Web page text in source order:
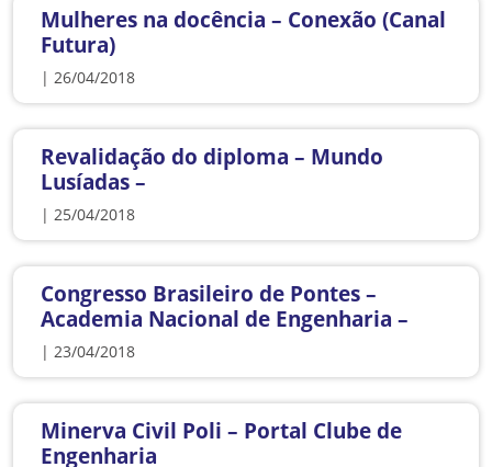
Mulheres na docência – Conexão (Canal
Futura)
| 26/04/2018
Revalidação do diploma – Mundo
Lusíadas –
| 25/04/2018
Congresso Brasileiro de Pontes –
Academia Nacional de Engenharia –
| 23/04/2018
Minerva Civil Poli – Portal Clube de
Engenharia